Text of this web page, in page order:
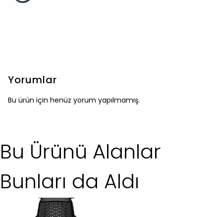
Yorumlar
Bu ürün için henüz yorum yapılmamış.
Bu Ürünü Alanlar
Bunları da Aldı